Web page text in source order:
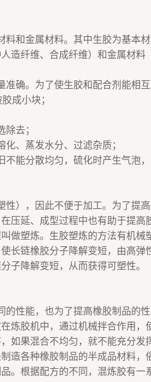
和金属材料。其中生胶为基本
造纤维、合成纤维）和金属材料
确。为了使生胶和配合剂能相
成小块；
去；
、蒸发水分、过滤杂质；
能分散均匀，硫化时产生气泡，
），因此不便于加工。为了提
压延、成型过程中也有助于提
做塑炼。生胶塑炼的方法有机
长链橡胶分子降解变短，由高
子降解变短，从而获得可塑性。
的性能，也为了提高橡胶制品的
炼胶机中，通过机械拌合作用
如果混合不均匀，就不能充分
造各种橡胶制品的半成品材料，
。根据配方的不同，混炼胶有一